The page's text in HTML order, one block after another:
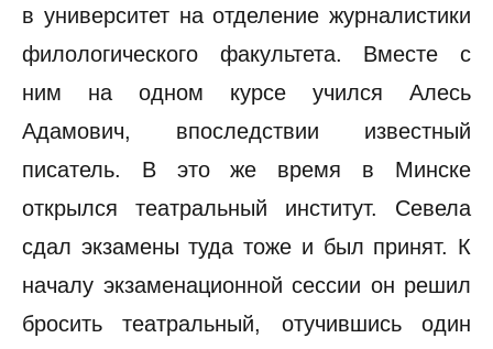
в университет на отделение журналистики
филологического факультета. Вместе с
ним на одном курсе учился Алесь
Адамович, впоследствии известный
писатель. В это же время в Минске
открылся театральный институт. Севела
сдал экзамены туда тоже и был принят. К
началу экзаменационной сессии он решил
бросить театральный, отучившись один